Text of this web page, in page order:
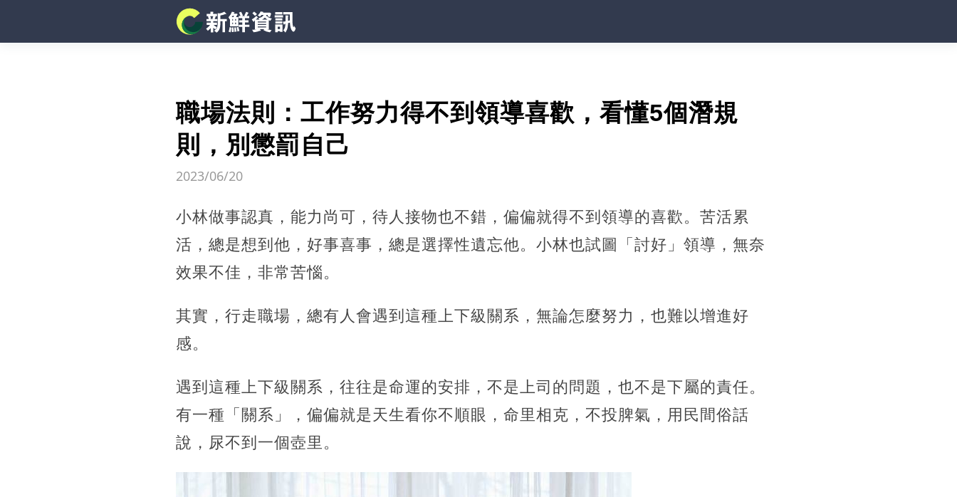
職場法則：工作努力得不到領導喜歡，看懂5個潛規
則，別懲罰自己
2023/06/20
小林做事認真，能力尚可，待人接物也不錯，偏偏就得不到領導的喜歡。苦活累
活，總是想到他，好事喜事，總是選擇性遺忘他。小林也試圖「討好」領導，無奈
效果不佳，非常苦惱。
其實，行走職場，總有人會遇到這種上下級關系，無論怎麼努力，也難以增進好
感。
遇到這種上下級關系，往往是命運的安排，不是上司的問題，也不是下屬的責任。
有一種「關系」，偏偏就是天生看你不順眼，命里相克，不投脾氣，用民間俗話
說，尿不到一個壺里。